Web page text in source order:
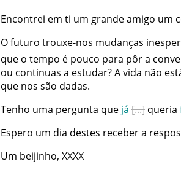
Encontrei em ti um grandeamigo um
Ofuturo trouxe-nos mudanças
que o tempo é pouco para pôra
ou continuas a estudar?Avida não
que nos são dadas.
Tenho uma pergunta que já queria
Espero um dia destes recebera
Um beijinho, XXXX